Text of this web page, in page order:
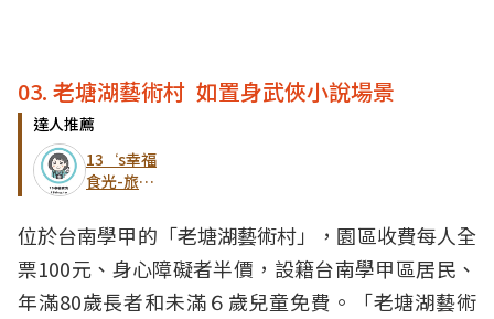
03. 老塘湖藝術村 如置身武俠小說場景
達人推薦
13‘s幸福
食光-旅遊
位於台南學甲的「老塘湖藝術村」，園區收費每人全
票100元、身心障礙者半價，設籍台南學甲區居民、
年滿80歲長者和未滿６歲兒童免費。「老塘湖藝術